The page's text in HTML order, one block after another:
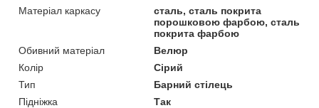
Матеріал каркасу
сталь, сталь покрита
порошковою фарбою, сталь
покрита фарбою
Обивний матеріал
Велюр
Колір
Сірий
Тип
Барний стілець
Підніжка
Так